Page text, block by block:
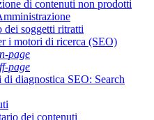
di contenuti non prodotti
dei soggetti ritratti
i motori di ricerca (SEO)
page
page
diagnostica SEO: Search
dei contenuti